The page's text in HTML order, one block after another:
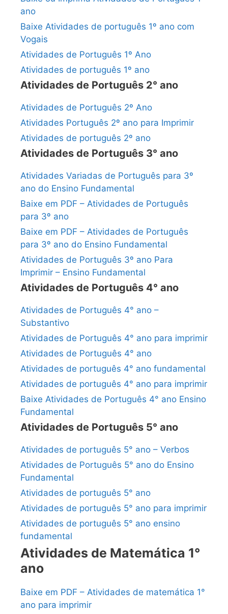
ano
Baixe Atividades de português 1º ano com
Vogais
Atividades de Português 1º Ano
Atividades de português 1º ano
Atividades de Português 2° ano
Atividades de Português 2º Ano
Atividades Português 2º ano para Imprimir
Atividades de português 2º ano
Atividades de Português 3° ano
Atividades Variadas de Português para 3º
ano do Ensino Fundamental
Baixe em PDF – Atividades de Português
para 3º ano
Baixe em PDF – Atividades de Português
para 3º ano do Ensino Fundamental
Atividades de Português 3º ano Para
Imprimir – Ensino Fundamental
Atividades de Português 4° ano
Atividades de Português 4° ano –
Substantivo
Atividades de Português 4° ano para imprimir
Atividades de Português 4° ano
Atividades de português 4° ano fundamental
Atividades de português 4° ano para imprimir
Baixe Atividades de Português 4° ano Ensino
Fundamental
Atividades de Português 5° ano
Atividades de português 5° ano – Verbos
Atividades de Português 5° ano do Ensino
Fundamental
Atividades de português 5° ano
Atividades de português 5° ano para imprimir
Atividades de português 5° ano ensino
fundamental
Atividades de Matemática 1°
ano
Baixe em PDF – Atividades de matemática 1°
ano para imprimir